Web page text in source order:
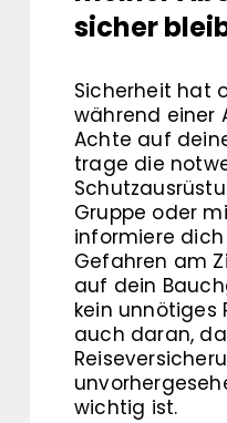
sicher
Sicherheit hat
während einer
Achte auf
trage die
Gruppe oder
informiere
Gefahren am
auf dein
kein unnötiges
auch daran,
wichtig ist.